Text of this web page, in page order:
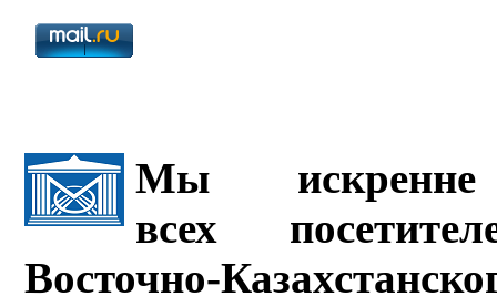
Мы искренне
всех
Восточно-